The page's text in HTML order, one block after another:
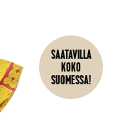
SAATAVILLA
KOKO
SUOMESSA!